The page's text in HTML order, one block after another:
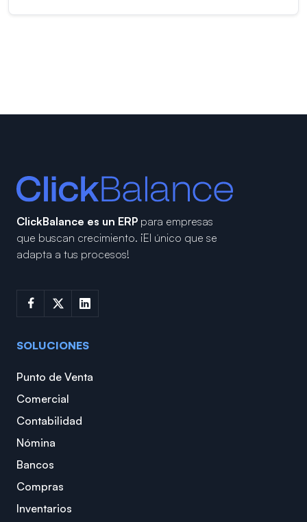
ClickBalance es un ERP para empresas
que buscan crecimiento. ¡El único que se
adapta a tus procesos!
SOLUCIONES
Punto de Venta
Comercial
Contabilidad
Nómina
Bancos
Compras
Inventarios